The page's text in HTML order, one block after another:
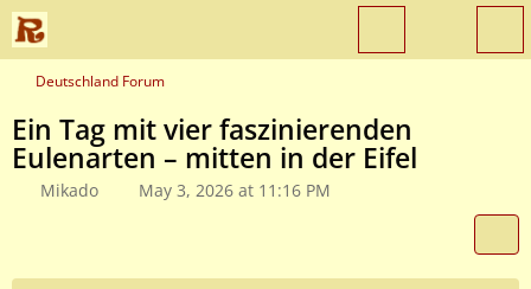
Deutschland Forum
Ein Tag mit vier faszinierenden
Eulenarten – mitten in der Eifel
Mikado May 3, 2026 at 11:16 PM